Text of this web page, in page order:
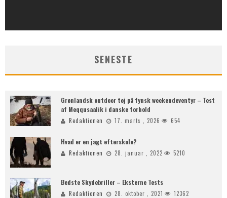
SENESTE
Grønlandsk outdoor tøj på fynsk weekendeventyr – Test
af Meqqusaalik i danske forhold
Redaktionen 17. marts , 2026 654
Hvad er en jagt efterskole?
Redaktionen 28. januar , 2022 5210
Bedste Skydebriller – Eksterne Tests
Redaktionen 28. oktober , 2021 12362